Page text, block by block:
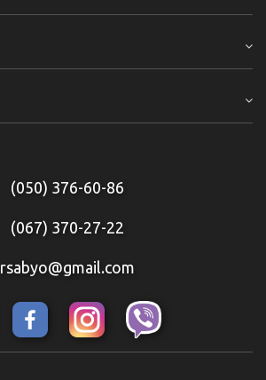
(050) 376-60-86
(067) 370-27-22
rsabyo@gmail.com